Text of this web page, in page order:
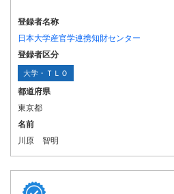
登録者名称
日本大学産官学連携知財センター
登録者区分
大学・ＴＬＯ
都道府県
東京都
名前
川原 智明